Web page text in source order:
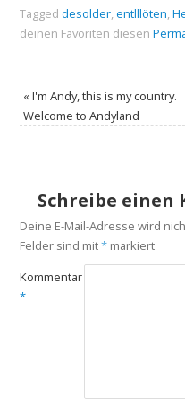
Tagged desolder, entlllöten,
deinen Favoriten diesen
«I'm Andy, this is my country.
Welcome to Andyland
Schreibe einen
Deine E-Mail-Adresse wird
Felder sind mit*markiert
Kommentar
*